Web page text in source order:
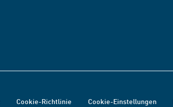
Cookie-Richtlinie Cookie-Einstellungen